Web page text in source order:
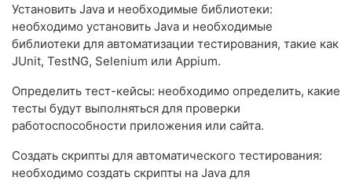
Установить Java и необходимые библиотеки:
необходимо установить Java и необходимые
библиотеки для автоматизации тестирования, такие как
JUnit, TestNG, Selenium или Appium.
Определить тест-кейсы: необходимо определить, какие
тесты будут выполняться для проверки
работоспособности приложения или сайта.
Создать скрипты для автоматического тестирования:
необходимо создать скрипты на Java для